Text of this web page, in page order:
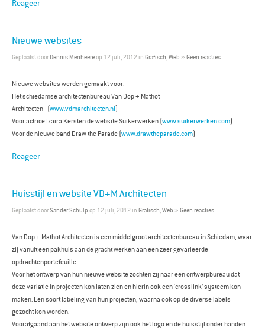
Reageer
Nieuwe websites
Geplaatst door Dennis Menheereop 12 juli, 2012 in Grafisch,Web » Geen reacties
Nieuwe websites werden gemaakt voor:
Het schiedamse architectenbureau Van Dop + Mathot
Architecten (www.vdmarchitecten.nl)
Voor actrice Izaira Kersten de website Suikerwerken (www.suikerwerken.com)
Voor de nieuwe band Draw the Parade (www.drawtheparade.com)
Reageer
Huisstijl en website VD+M Architecten
Geplaatst doorSander Schulp op 12 juli, 2012 in Grafisch,Web » Geen reacties
Van Dop + Mathot Architecten is een middelgroot architectenbureau in Schiedam, waar
zij vanuit een pakhuis aan de gracht werken aan een zeer gevarieerde
opdrachtenportefeuille.
Voor het ontwerp van hun nieuwe website zochten zij naar een ontwerpbureau dat
deze variatie in projecten kon laten zien en hierin ook een ‘crosslink’ systeem kon
maken. Een soort labeling van hun projecten, waarna ook op de diverse labels
gezocht kon worden.
Voorafgaand aan het website ontwerp zijn ook het logo en de huisstijl onder handen